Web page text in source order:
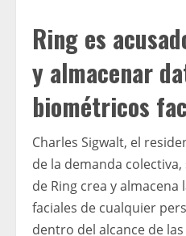
Ring es
y almacenar
biométricos
Charles Sigwalt, el
de la demanda
de Ring crea y almacena
faciales de cualquier
dentro del alcance de